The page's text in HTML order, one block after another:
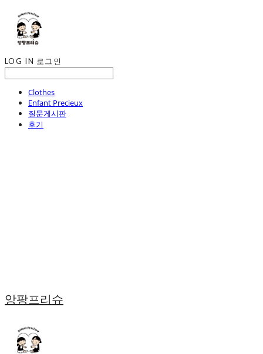
LOG IN 로그인
Clothes
Enfant Precieux
질문게시판
후기
앙팡프리슈